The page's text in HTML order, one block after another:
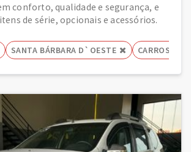
conforto, qualidade e segurança, e
de série, opcionais e acessórios.
SANTA BÁRBARA D`OESTE CARROS